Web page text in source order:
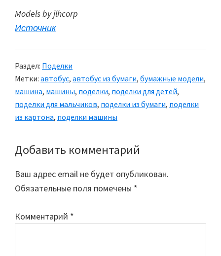
Models by jlhcorp
Источник
Раздел: Поделки
Метки: автобус, автобус из бумаги, бумажные модели,
машина, машины, поделки, поделки для детей,
поделки для мальчиков, поделки из бумаги, поделки
из картона, поделки машины
Reader
Interactions
Добавить комментарий
Ваш адрес email не будет опубликован.
Обязательные поля помечены *
Комментарий *